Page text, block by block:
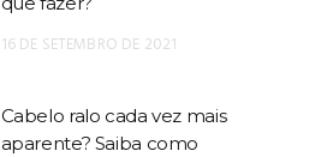
16 DE SETEMBRO DE 2021
Cabelo ralo cada vez mais
aparente? Saiba como